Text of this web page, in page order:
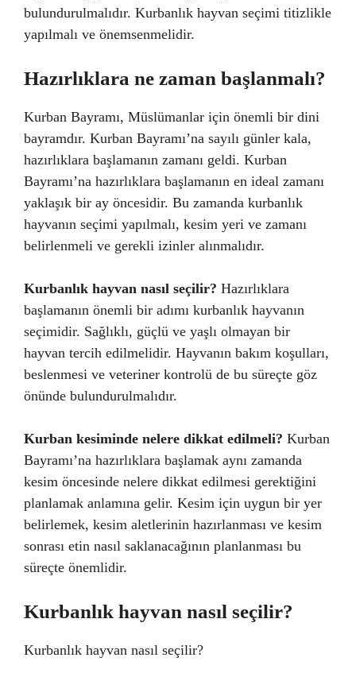
bulundurulmalıdır. Kurbanlık hayvan seçimi titizlikle
yapılmalı ve önemsenmelidir.
Hazırlıklara ne zaman başlanmalı?
Kurban Bayramı, Müslümanlar için önemli bir dini
bayramdır. Kurban Bayramı’na sayılı günler kala,
hazırlıklara başlamanın zamanı geldi. Kurban
Bayramı’na hazırlıklara başlamanın en ideal zamanı
yaklaşık bir ay öncesidir. Bu zamanda kurbanlık
hayvanın seçimi yapılmalı, kesim yeri ve zamanı
belirlenmeli ve gerekli izinler alınmalıdır.
Kurbanlık hayvan nasıl seçilir? Hazırlıklara
başlamanın önemli bir adımı kurbanlık hayvanın
seçimidir. Sağlıklı, güçlü ve yaşlı olmayan bir
hayvan tercih edilmelidir. Hayvanın bakım koşulları,
beslenmesi ve veteriner kontrolü de bu süreçte göz
önünde bulundurulmalıdır.
Kurban kesiminde nelere dikkat edilmeli? Kurban
Bayramı’na hazırlıklara başlamak aynı zamanda
kesim öncesinde nelere dikkat edilmesi gerektiğini
planlamak anlamına gelir. Kesim için uygun bir yer
belirlemek, kesim aletlerinin hazırlanması ve kesim
sonrası etin nasıl saklanacağının planlanması bu
süreçte önemlidir.
Kurbanlık hayvan nasıl seçilir?
Kurbanlık hayvan nasıl seçilir?